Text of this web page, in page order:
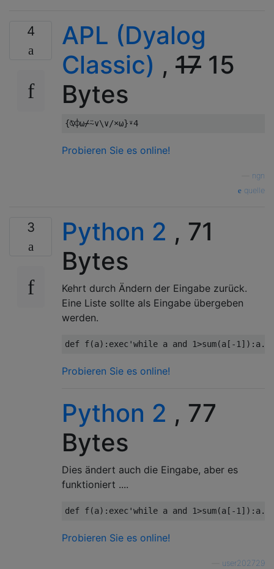
4
APL (Dyalog
Classic) , 17 15
Bytes
{⍉⌽⍵⌿⍨∨\∨/×⍵}⍣4
Probieren Sie es online!
ngn
quelle
3 Python 2 , 71
Bytes
Kehrt durch Ändern der Eingabe zurück.
Eine Liste sollte als Eingabe übergeben
werden.
def f(a): exec 'while a and 1>sum(a[-
Probieren Sie es online!
Python 2 , 77
Bytes
Dies ändert auch die Eingabe, aber es
funktioniert ....
def f(a): exec 'while a and 1>sum(a[-
Probieren Sie es online!
user202729